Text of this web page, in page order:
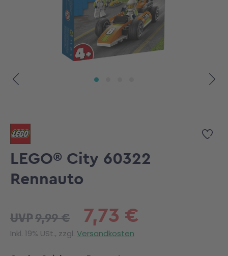
Zur
LEGO® City 60322
Rennauto
7,73 €
UVP9,99 €
Inkl. 19% USt., zzgl. Versandkosten